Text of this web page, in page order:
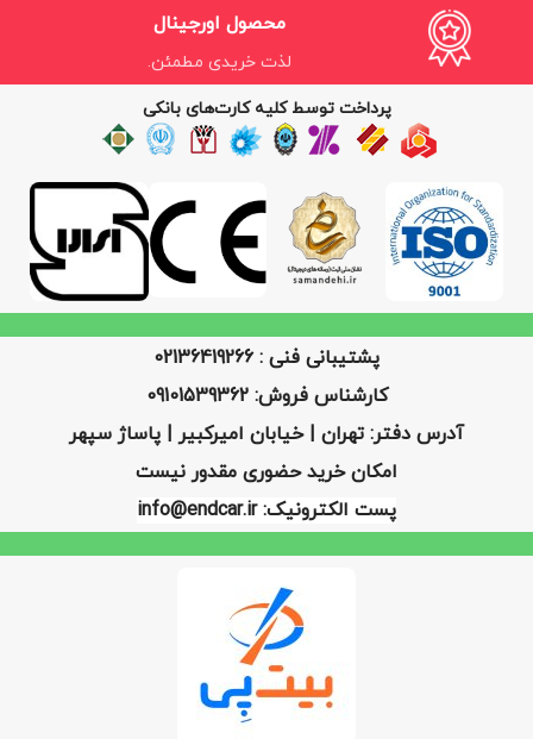
محصول اورجینال
لذت خریدی مطمئن.
پرداخت توسط کلیه کارت‌های بانکی
پشتیبانی فنی : 02136419266
کارشناس فروش: 09101539362
آدرس دفتر: تهران | خیابان امیرکبیر | پاساژ سپهر
امکان خرید حضوری مقدور نیست
پست الکترونیک: info@endcar.ir